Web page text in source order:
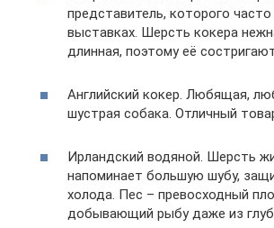
представитель, которого
выставках. Шерсть кокера
длинная, поэтому её
Английский кокер. Любящая,
шустрая собака. Отличный
Ирландский водяной. Шерсть
напоминает большую шубу,
холода. Пес – превосходный
добывающий рыбу даже из